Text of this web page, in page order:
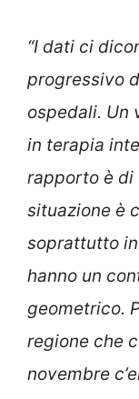
“I dati ci
progressivo
ospedali. Un
in terapia
rapporto è di
situazione è
soprattutto
hanno un
geometrico.
regione che
novembre